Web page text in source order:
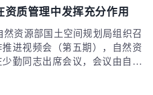
质管理中发挥充分作用
资源部国土空间规划局组织召
进视频会（第五期），自然资
勤同志出席会议，会议由自然
关省、市自然资源部门相关负